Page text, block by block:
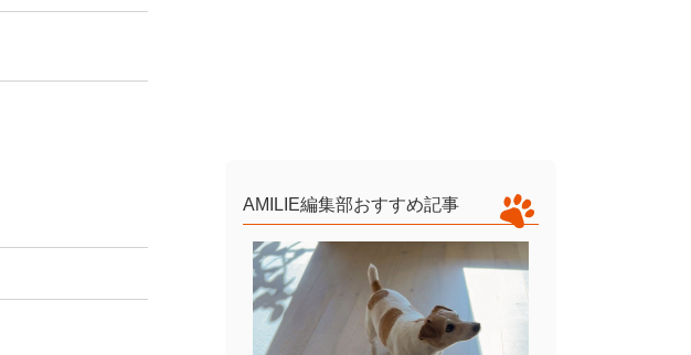
AMILIE編集部おすすめ記事